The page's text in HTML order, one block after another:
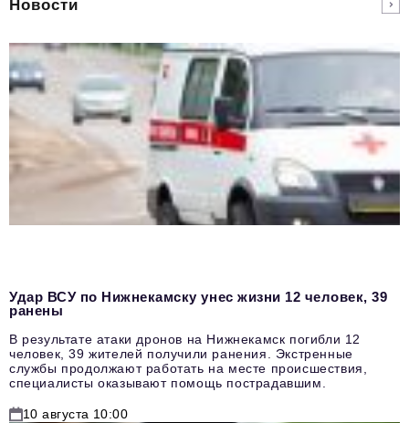
Новости
Удар ВСУ по Нижнекамску унес жизни 12 человек, 39
ранены
В результате атаки дронов на Нижнекамск погибли 12
человек, 39 жителей получили ранения. Экстренные
службы продолжают работать на месте происшествия,
специалисты оказывают помощь пострадавшим.
10 августа 10:00